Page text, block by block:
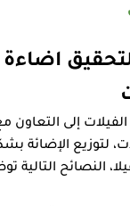
اضاءة
الفيلات إلى
لتوزيع الإضائة
النصائح التالية